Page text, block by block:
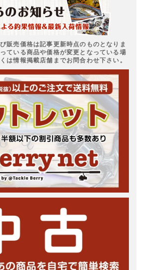
販売価格は記事更新時点のものとなりま
ている商品や価格が変更となっている場
は情報掲載店舗までお問合わせ下さい。